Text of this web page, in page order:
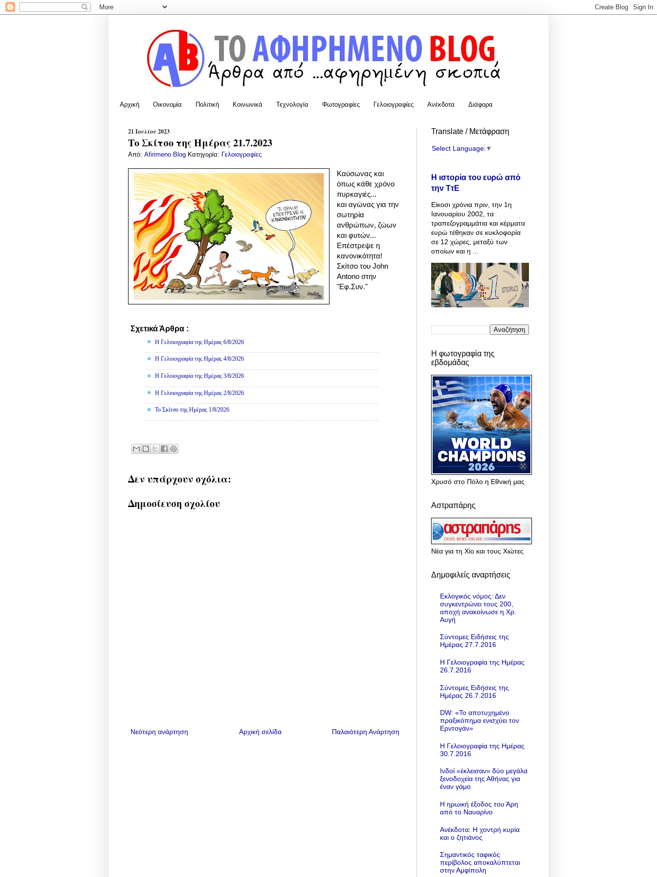
Αρχική Οικονομία Πολιτική Κοινωνικά Τεχνολογία Φωτογραφίες Γελοιογραφίες Ανέκδοτα Διάφορα
21 Ιουλίου 2023
Το Σκίτσο της Ημέρας 21.7.2023
Από: Afirimeno Blog Κατηγορία: Γελοιογραφίες
Καύσωνας και
όπως κάθε χρόνο
πυρκαγιές...
και αγώνας για την
σωτηρία
ανθρώπων, ζώων
και φυτών...
Επέστρεψε η
κανονικότητα!
Σκίτσο του John
Antono στην
"Εφ.Συν."
Σχετικά Άρθρα :
Η Γελοιογραφία της Ημέρας 6/8/2026
Η Γελοιογραφία της Ημέρας 4/8/2026
Η Γελοιογραφία της Ημέρας 3/8/2026
Η Γελοιογραφία της Ημέρας 2/8/2026
Το Σκίτσο της Ημέρας 1/8/2026
Δεν υπάρχουν σχόλια:
Δημοσίευση σχολίου
Νεότερη ανάρτηση Παλαιότερη Ανάρτηση
Αρχική σελίδα
Translate / Μετάφραση
Select Language ▼
Η ιστορία του ευρώ από
την ΤτΕ
Είκοσι χρόνια πριν, την 1η
Ιανουαρίου 2002, τα
τραπεζογραμμάτια και κέρματα
ευρώ τέθηκαν σε κυκλοφορία
σε 12 χώρες, μεταξύ των
οποίων και η ...
Η φωτογραφία της
εβδομάδας
Χρυσό στο Πόλο η Εθνική μας
Αστραπάρης
Νέα για τη Χίο και τους Χιώτες
Δημοφιλείς αναρτήσεις
Εκλογικός νόμος: Δεν
συγκεντρώνει τους 200,
αποχή ανακοίνωσε η Χρ.
Αυγή
Σύντομες Ειδήσεις της
Ημέρας 27.7.2016
Η Γελοιογραφία της Ημέρας
26.7.2016
Σύντομες Ειδήσεις της
Ημέρας 26.7.2016
DW: «To αποτυχημένο
πραξικόπημα ενισχύει τον
Ερντογάν»
Η Γελοιογραφία της Ημέρας
30.7.2016
Ινδοί «έκλεισαν» δύο μεγάλα
ξενοδοχεία της Αθήνας για
έναν γάμο
Η ηρωική έξοδος του Άρη
από το Ναυαρίνο
Ανέκδοτα: Η χοντρή κυρία
και ο ζητιάνος
Σημαντικός ταφικός
περίβολος αποκαλύπτεται
στην Αμφίπολη